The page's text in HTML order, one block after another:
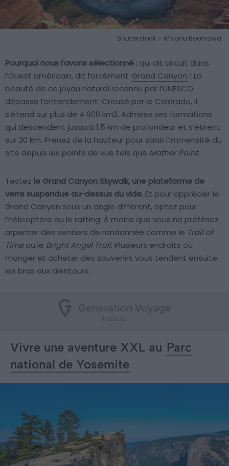
Shutterstock – Wisanu Boonrawd
Pourquoi nous l’avons sélectionné : qui dit circuit dans
l’Ouest américain, dit forcément Grand Canyon ! La
beauté de ce joyau naturel reconnu par l’UNESCO
dépasse l’entendement. Creusé par le Colorado, il
s’étend sur plus de 4 900 km2. Admirez ses formations
qui descendent jusqu’à 1,5 km de profondeur et s’étirent
sur 30 km. Prenez de la hauteur pour saisir l’immensité du
site depuis les points de vue tels que Mather Point.
Testez le Grand Canyon Skywalk, une plateforme de
verre suspendue au-dessus du vide. Et pour apprécier le
Grand Canyon sous un angle différent, optez pour
l’hélicoptère ou le rafting. À moins que vous ne préfériez
arpenter des sentiers de randonnée comme le Trail of
Timeou le Bright Angel Trail. Plusieurs endroits où
manger et acheter des souvenirs vous tendent ensuite
les bras aux alentours.
Vivre une aventure XXL au Parc
national de Yosemite